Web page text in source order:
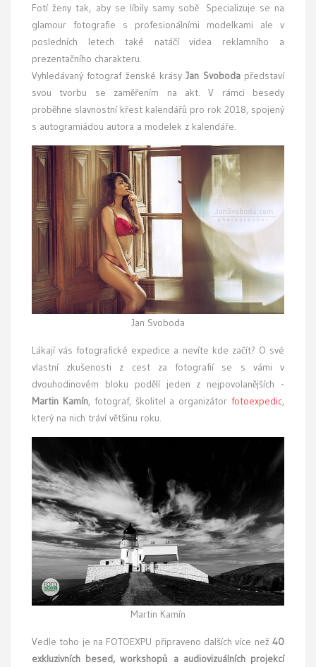
Fotí ženy tak, aby se líbily samy sobě. Specializuje se na
glamour fotografie s profesionálními modelkami ale v
posledních letech také natáčí videa reklamního a
prezentačního charakteru.
Vyhledávaný fotograf ženské krásyJan Svobodapředstaví
svou tvorbu se zaměřením na akt. V rámci besedy
proběhne slavnostní křest kalendářů pro rok 2018, spojený
s autogramiádou autora a modelek z kalendáře.
Jan Svoboda
Lákají vás fotografické expedice a nevíte kde začít? O své
vlastní zkušenosti z cest za fotografií se s vámi v
dvouhodinovém bloku podělí jeden z nejpovolanějších -
Martin Kamín, fotograf, školitel a organizátorfotoexpedic,
který na nich tráví většinu roku.
Martin Kamín
Vedle toho je na FOTOEXPU připraveno dalších více než 40
exkluzivních besed, workshopů a audiovizuálních projekcí